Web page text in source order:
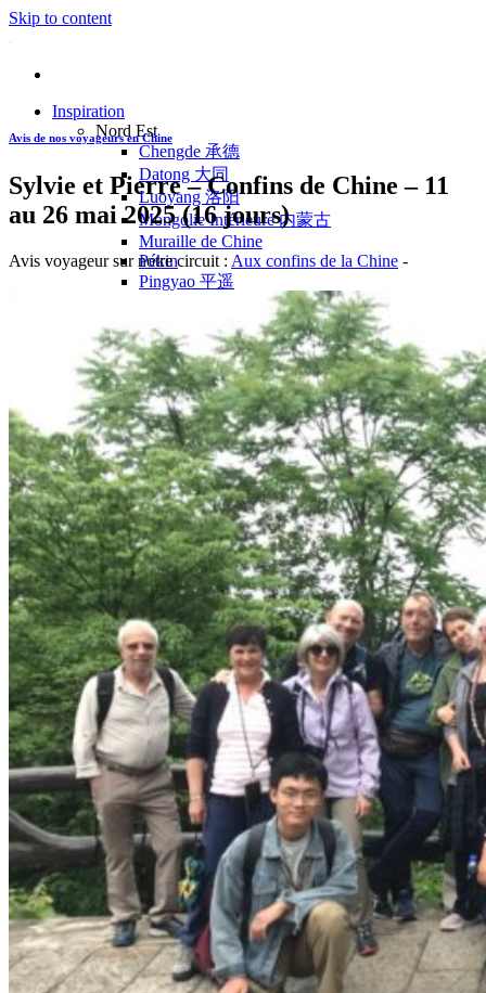
Skip to content
Inspiration
Nord Est
Chengde 承德
Datong 大同
Luoyang 洛阳
Mongolie Intérieure 内蒙古
Muraille de Chine
Pékin
Pingyao 平遥
Côte Est
Anhui 安徽
Hangzhou 杭州
Jiangxi 江西
Montagnes Jaunes
Shandong 山东
Shanghai 上海
Suzhou 苏州
Nord Ouest
Gansu 甘肃
Dunhuang – 敦煌
Jiayuguan – 嘉峪关
Qinghai 青海
Xi’an 西安市
Xinjiang 新疆
Kashgar
Turpan
Sud Est
Canton 广州
Fujian 福建
Hong Kong 香港
Hunan 湖南
Ile d’Hainan 海南
Macao 澳门
Taïwan 台湾
Shenzhen
Sud Ouest
Chongqing 重庆
Guangxi 广西
Guizhou 贵州
Hubei
Avis de nos voyageurs en Chine
Sylvie et Pierre – Confins de Chine – 11
au 26 mai 2025 (16 jours)
Avis voyageur sur notre circuit : Aux confins de la Chine -